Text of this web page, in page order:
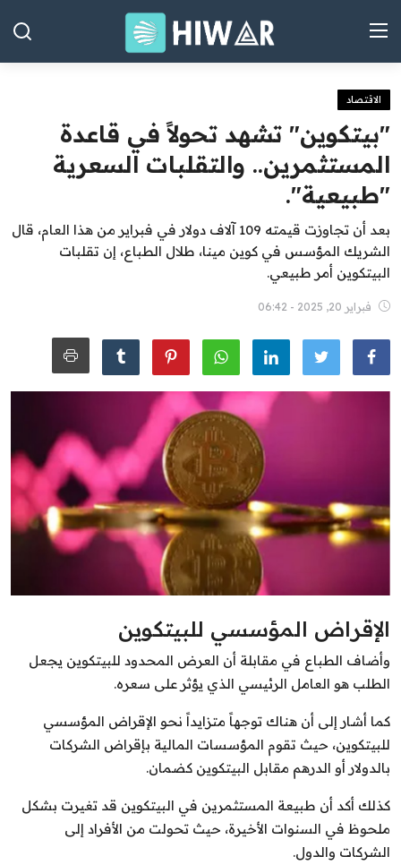
الصفحة الرئيسية
العراق
الشرق الأوسط
العالم
المقالات
الاقتصاد
الصحة
رياضة
صور
المنوعات
Arabic
الاقتصاد
"بيتكوين" تشهد تحولاً في قاعدة
المستثمرين.. والتقلبات السعرية
"طبيعية".
بعد أن تجاوزت قيمته 109 آلاف دولار في فبراير من هذا العام، قال
الشريك المؤسس في كوين مينا، طلال الطباع، إن تقلبات
البيتكوين أمر طبيعي.
فبراير 20, 2025 - 06:42
الإقراض المؤسسي للبيتكوين
وأضاف الطباع في مقابلة أن العرض المحدود للبيتكوين يجعل
الطلب هو العامل الرئيسي الذي يؤثر على سعره.
كما أشار إلى أن هناك توجهاً متزايداً نحو الإقراض المؤسسي
للبيتكوين، حيث تقوم المؤسسات المالية بإقراض الشركات
بالدولار أو الدرهم مقابل البيتكوين كضمان.
كذلك أكد أن طبيعة المستثمرين في البيتكوين قد تغيرت بشكل
ملحوظ في السنوات الأخيرة، حيث تحولت من الأفراد إلى
الشركات والدول.